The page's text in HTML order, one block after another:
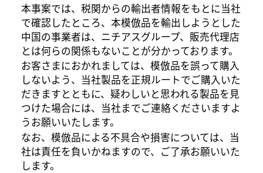
本事案では、税関からの輸出者情報をもとに当社
で確認したところ、本模倣品を輸出しようとした
中国の事業者は、ニチアスグループ、販売代理店
とは何らの関係もないことが分かっております。
お客さまにおかれましては、模倣品を誤って購入
しないよう、当社製品を正規ルートでご購入いた
だきますとともに、疑わしいと思われる製品を見
つけた場合には、当社までご連絡くださいますよ
うお願いいたします。
なお、模倣品による不具合や損害については、当
社は責任を負いかねますので、ご了承お願いいた
します。